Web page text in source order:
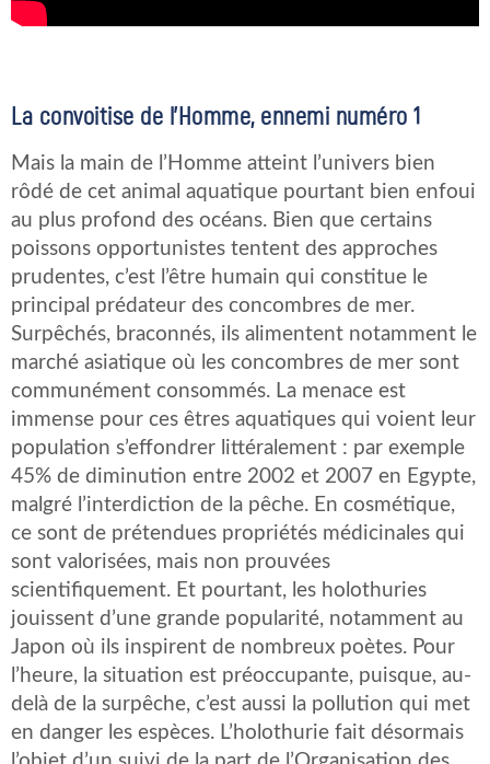
La convoitise de l’Homme, ennemi numéro 1
Mais la main de l’Homme atteint l’univers bien
rôdé de cet animal aquatique pourtant bien enfoui
au plus profond des océans. Bien que certains
poissons opportunistes tentent des approches
prudentes, c’est l’être humain qui constitue le
principal prédateur des concombres de mer.
Surpêchés, braconnés, ils alimentent notamment le
marché asiatique où les concombres de mer sont
communément consommés. La menace est
immense pour ces êtres aquatiques qui voient leur
population s’effondrer littéralement : par exemple
45% de diminution entre 2002 et 2007 en Egypte,
malgré l’interdiction de la pêche. En cosmétique,
ce sont de prétendues propriétés médicinales qui
sont valorisées, mais non prouvées
scientifiquement. Et pourtant, les holothuries
jouissent d’une grande popularité, notamment au
Japon où ils inspirent de nombreux poètes. Pour
l’heure, la situation est préoccupante, puisque, au-
delà de la surpêche, c’est aussi la pollution qui met
en danger les espèces. L’holothurie fait désormais